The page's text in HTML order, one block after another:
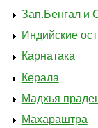
Зап.Бенгал и
Индийские
Карнатака
Керала
Мадхья
Махараштра